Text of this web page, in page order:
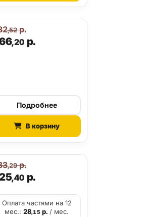
,20р.
,52р.
Подробнее
В корзину
,40р.
,29р.
Оплата частями на 12
мес.:28,15р./ мес.